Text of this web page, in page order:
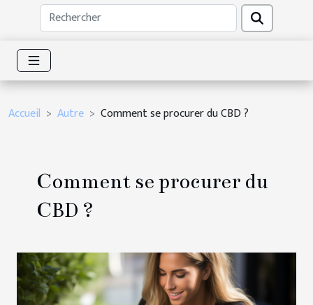
Accueil Autre Comment se procurer du CBD ?
Comment se procurer du
CBD ?